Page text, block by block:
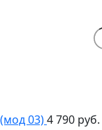
(мод 03)4 790 руб.